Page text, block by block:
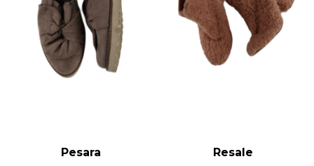
Pesara
Resale